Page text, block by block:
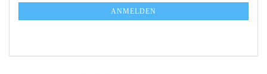
ANMELDUNG
ANMELDEN